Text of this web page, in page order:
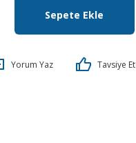
Sepete Ekle
Yorum Yaz Tavsiye Et